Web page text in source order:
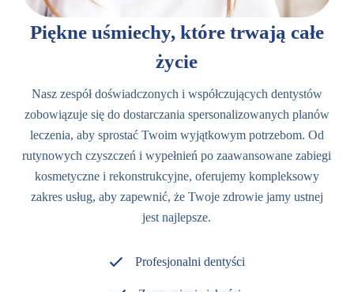
Piękne uśmiechy, które trwają całe
życie
Nasz zespół doświadczonych i współczujących dentystów
zobowiązuje się do dostarczania spersonalizowanych planów
leczenia, aby sprostać Twoim wyjątkowym potrzebom. Od
rutynowych czyszczeń i wypełnień po zaawansowane zabiegi
kosmetyczne i rekonstrukcyjne, oferujemy kompleksowy
zakres usług, aby zapewnić, że Twoje zdrowie jamy ustnej
jest najlepsze.
Profesjonalni dentyści